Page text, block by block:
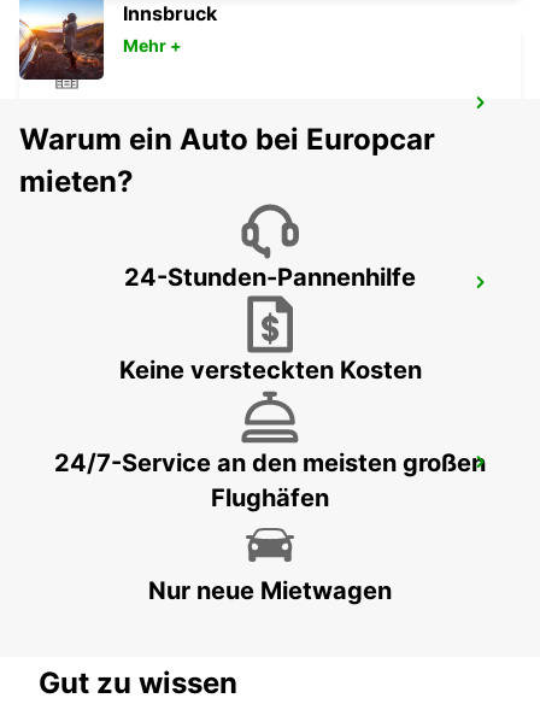
BURGOS - SPAIN
SANTANDER FLUGHAFEN
BIARRITZ BAHNHOF SHUTTLE
Innsbruck
Mehr +
Warum ein Auto bei Europcar
mieten?
24-Stunden-Pannenhilfe
Keine versteckten Kosten
24/7-Service an den meisten großen
Flughäfen
Nur neue Mietwagen
Gut zu wissen